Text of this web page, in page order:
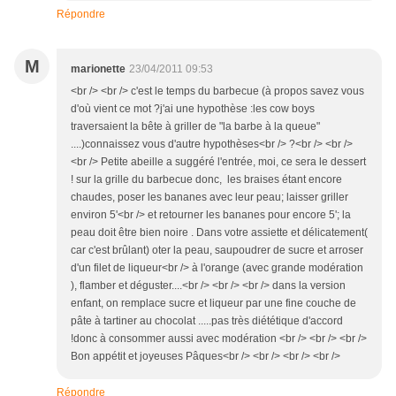
Répondre
M marionette 23/04/2011 09:53
<br /> <br /> c'est le temps du barbecue (à propos savez vous
d'où vient ce mot ?j'ai une hypothèse :les cow boys
traversaient la bête à griller de "la barbe à la queue"
....)connaissez vous d'autre hypothèses<br /> ?<br /> <br />
<br /> Petite abeille a suggéré l'entrée, moi, ce sera le dessert
! sur la grille du barbecue donc, les braises étant encore
chaudes, poser les bananes avec leur peau; laisser griller
environ 5'<br /> et retourner les bananes pour encore 5'; la
peau doit être bien noire . Dans votre assiette et délicatement(
car c'est brûlant) oter la peau, saupoudrer de sucre et arroser
d'un filet de liqueur<br /> à l'orange (avec grande modération
), flamber et déguster....<br /> <br /> <br /> dans la version
enfant, on remplace sucre et liqueur par une fine couche de
pâte à tartiner au chocolat .....pas très diététique d'accord
!donc à consommer aussi avec modération <br /> <br /> <br />
Bon appétit et joyeuses Pâques<br /> <br /> <br /> <br />
Répondre